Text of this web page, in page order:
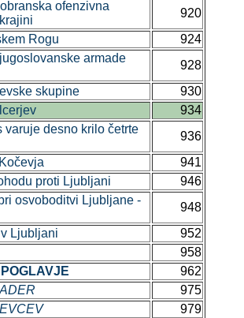
ofenzivna
920
Rogu
924
armade
928
skupine
930
934
desno krilo četrte
936
941
proti Ljubljani
946
osvoboditvi Ljubljane -
948
Ljubljani
952
958
962
975
979